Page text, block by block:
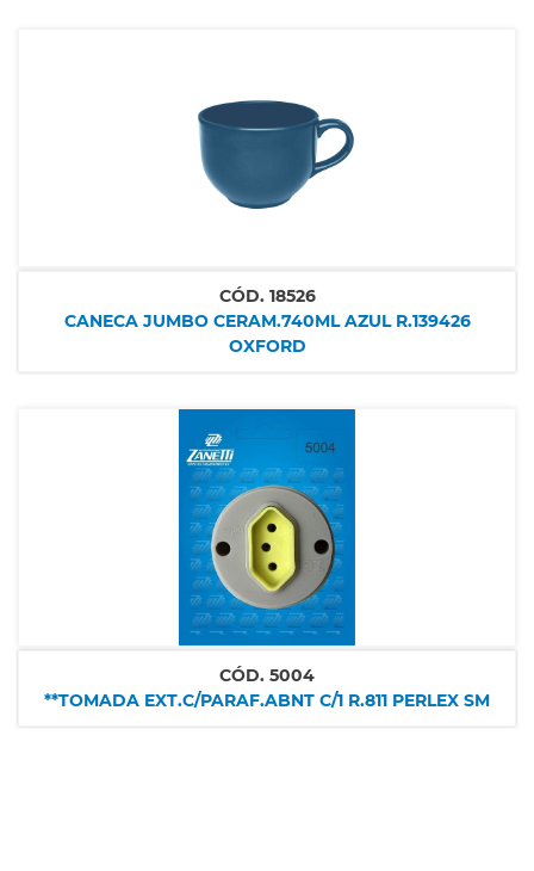
CÓD. 18526
CANECA JUMBO CERAM.740ML AZUL R.139426
OXFORD
CÓD. 5004
**TOMADA EXT.C/PARAF.ABNT C/1 R.811 PERLEX SM